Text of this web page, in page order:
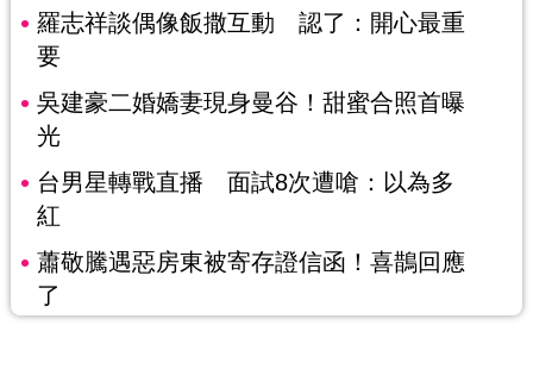
羅志祥談偶像飯撒互動 認了：開心最重
要
吳建豪二婚嬌妻現身曼谷！甜蜜合照首曝
光
台男星轉戰直播 面試8次遭嗆：以為多
紅
蕭敬騰遇惡房東被寄存證信函！喜鵲回應
了